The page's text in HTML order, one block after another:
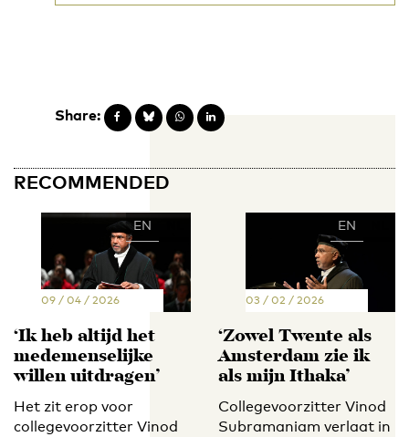
Share:
RECOMMENDED
EN
09 / 04 / 2026
‘Ik heb altijd het
medemenselijke
willen uitdragen’
Het zit erop voor
collegevoorzitter Vinod
EN
03 / 02 / 2026
‘Zowel Twente als
Amsterdam zie ik
als mijn Ithaka’
Collegevoorzitter Vinod
Subramaniam verlaat in